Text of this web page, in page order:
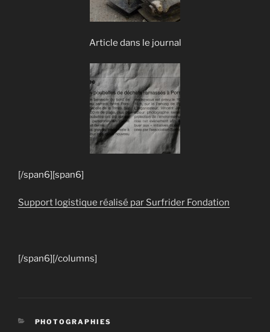
Article dans le journal
[/span6][span6]
Support logistique réalisé par Surfrider Fondation
[/span6][/columns]
CATÉGORIES
PHOTOGRAPHIES